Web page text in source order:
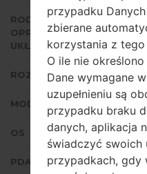
RODZAJ
OPROGRAMOWANIA
UKŁADOWEGO
ROZMIAR PLIKU
MODEL
OS
PDA/AP WERSJA
przypadku
zbierane
korzystania z
O ile nie
Dane wymagane
uzupełnieniu są
przypadku braku
danych, aplikacja
świadczyć swoich
przypadkach, gdy